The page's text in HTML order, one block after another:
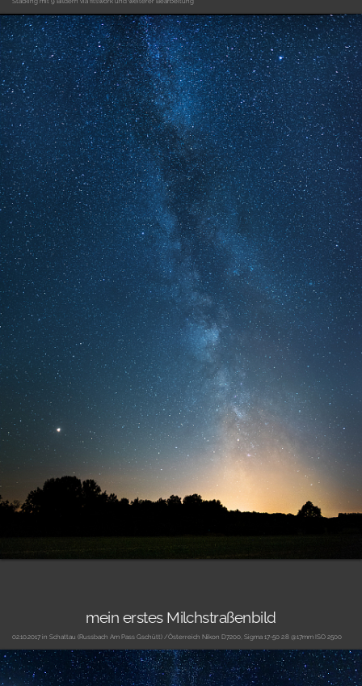
mein erstes Milchstraßenbild
02.10.2017 in Schattau (Russbach Am Pass Gschütt) /Österreich Nikon D7200, Sigma 17-50 2.8 @17mm ISO 2500